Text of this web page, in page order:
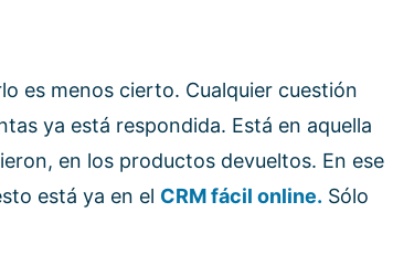
es menos cierto. Cualquier cuestión
ya está respondida. Está en aquella
en los productos devueltos. En ese
está ya en el CRM fácil online. Sólo